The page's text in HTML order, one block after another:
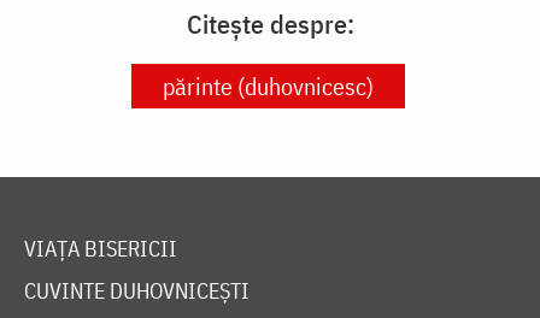
Citește despre:
părinte (duhovnicesc)
VIAȚA BISERICII
CUVINTE DUHOVNICEȘTI